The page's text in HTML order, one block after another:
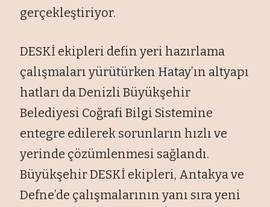
gerçekleştiriyor.
DESKİ ekipleri defin yeri hazırlama
çalışmaları yürütürken Hatay’ın altyapı
hatları da Denizli Büyükşehir
Belediyesi Coğrafi Bilgi Sistemine
entegre edilerek sorunların hızlı ve
yerinde çözümlenmesi sağlandı.
Büyükşehir DESKİ ekipleri, Antakya ve
Defne’de çalışmalarının yanı sıra yeni